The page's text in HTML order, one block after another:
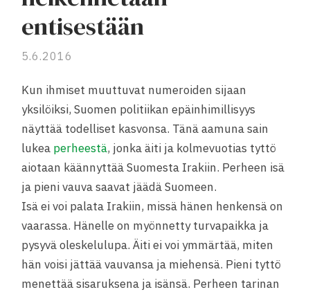
entisestään
5.6.2016
Kun ihmiset muuttuvat numeroiden sijaan
yksilöiksi, Suomen politiikan epäinhimillisyys
näyttää todelliset kasvonsa. Tänä aamuna sain
lukea perheestä, jonka äiti ja kolmevuotias tyttö
aiotaan käännyttää Suomesta Irakiin. Perheen isä
ja pieni vauva saavat jäädä Suomeen.
Isä ei voi palata Irakiin, missä hänen henkensä on
vaarassa. Hänelle on myönnetty turvapaikka ja
pysyvä oleskelulupa. Äiti ei voi ymmärtää, miten
hän voisi jättää vauvansa ja miehensä. Pieni tyttö
menettää sisaruksena ja isänsä. Perheen tarinan